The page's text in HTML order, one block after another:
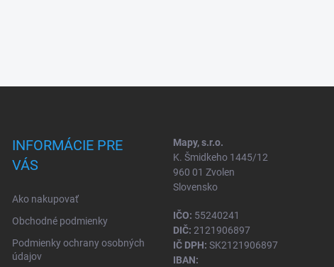
INFORMÁCIE PRE
VÁS
Ako nakupovať
Obchodné podmienky
Podmienky ochrany osobných
údajov
Mapy, s.r.o.
K. Šmidkeho 1445/12
960 01 Zvolen
Slovensko
IČO: 55240241
DIČ: 2121906897
IČ DPH: SK2121906897
IBAN: